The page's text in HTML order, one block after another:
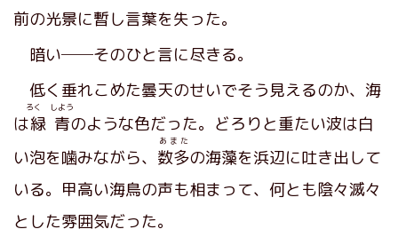
前の光景に暫し言葉を失った。
暗い──そのひと言に尽きる。
低く垂れこめた曇天のせいでそう見えるのか、海
は緑青
ろく しよう
のような色だった。どろりと重たい波は白
い泡を噛みながら、 数多
あまた
の海藻を浜辺に吐き出して
いる。甲高い海鳥の声も相まって、何とも陰々滅々
とした雰囲気だった。